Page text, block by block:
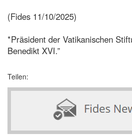
(Fides 11/10/2025)
*Präsident der Vatikanischen
Benedikt XVI.”
Teilen: